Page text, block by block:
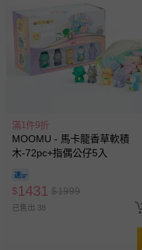
滿1件9折
MOOMU - 馬卡龍香草軟積
木-72pc+指偶公仔5入
$1431 $1999
已售出 38